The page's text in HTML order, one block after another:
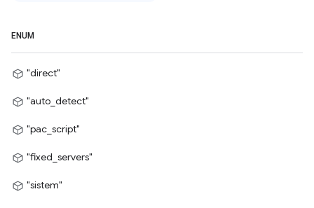
ENUM
"direct"
"auto_detect"
"pac_script"
"fixed_servers"
"sistem"